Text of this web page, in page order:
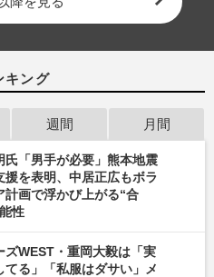
キング
週間 月間
氏「男手が必要」熊本地震
援を表明、中居正広もボラ
計画で浮かび上がる“合
性
ズWEST・重岡大毅は「実
てる」「私服はダサい」メ